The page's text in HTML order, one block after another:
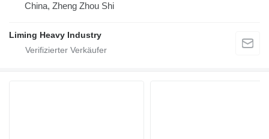
China, Zheng Zhou Shi
Liming Heavy Industry